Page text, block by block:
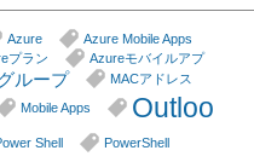
Azure
Azure Mobile Apps
プラン
Azureモバイルアプ
ループ
MACアドレス
Mobile Apps
Outloo
Shell PowerShell